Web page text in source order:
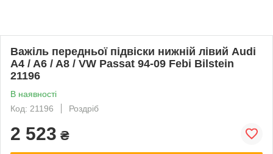
Важіль передньої підвіски нижній лівий Audi
A4 / A6 / A8 / VW Passat 94-09 Febi Bilstein
21196
В наявності
Код: 21196
Роздріб
2 523 ₴